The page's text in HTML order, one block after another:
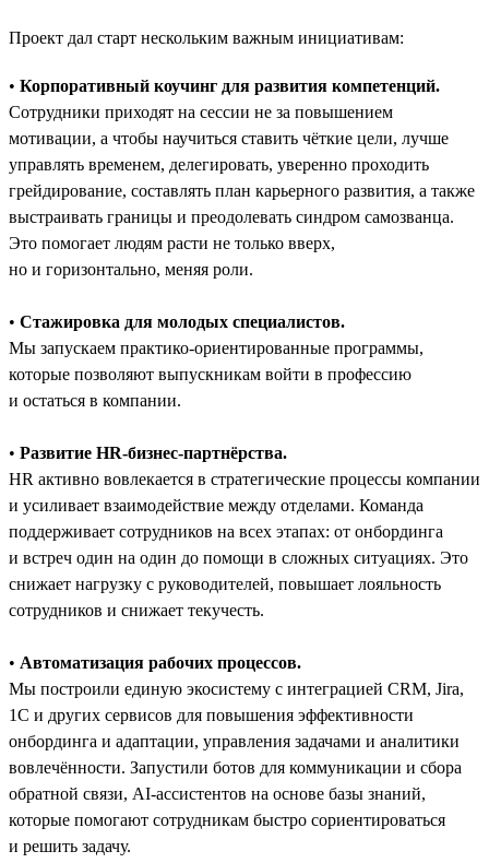
Проект дал старт нескольким важным инициативам:
• Корпоративный коучинг для развития компетенций.
Сотрудники приходят на сессии не за повышением
мотивации, а чтобы научиться ставить чёткие цели, лучше
управлять временем, делегировать, уверенно проходить
грейдирование, составлять план карьерного развития, а также
выстраивать границы и преодолевать синдром самозванца.
Это помогает людям расти не только вверх,
но и горизонтально, меняя роли.
• Стажировка для молодых специалистов.
Мы запускаем практико-ориентированные программы,
которые позволяют выпускникам войти в профессию
и остаться в компании.
• Развитие HR-бизнес-партнёрства.
HR активно вовлекается в стратегические процессы компании
и усиливает взаимодействие между отделами. Команда
поддерживает сотрудников на всех этапах: от онбординга
и встреч один на один до помощи в сложных ситуациях. Это
снижает нагрузку с руководителей, повышает лояльность
сотрудников и снижает текучесть.
• Автоматизация рабочих процессов.
Мы построили единую экосистему с интеграцией CRM, Jira,
1С и других сервисов для повышения эффективности
онбординга и адаптации, управления задачами и аналитики
вовлечённости. Запустили ботов для коммуникации и сбора
обратной связи, AI-ассистентов на основе базы знаний,
которые помогают сотрудникам быстро сориентироваться
и решить задачу.